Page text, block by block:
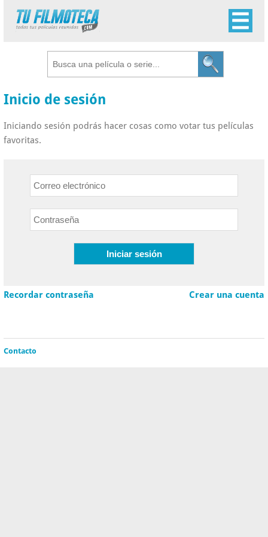
Inicio de sesión
Iniciando sesión podrás hacer cosas como votar tus películas
favoritas.
Recordar contraseña Crear una cuenta
Contacto